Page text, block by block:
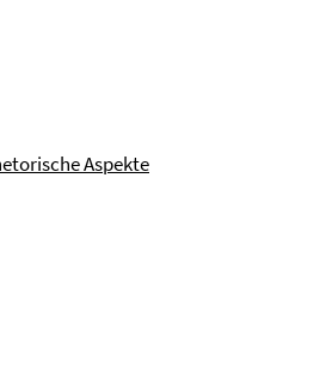
Aspekte